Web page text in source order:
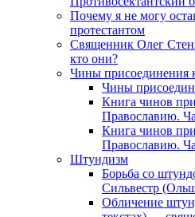
Почему я не могу
протестантом
Священник Олег
кто они?
Чины присоединения
Чины
Книга чинов
Православию.
Книга чинов
Православию.
Штундизм
Борьба со
Сильвестр
Обличение